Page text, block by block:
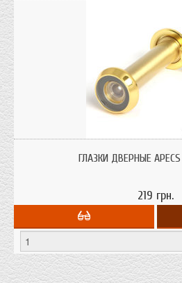
ГЛАЗКИ ДВЕРНЫЕ
219 грн.